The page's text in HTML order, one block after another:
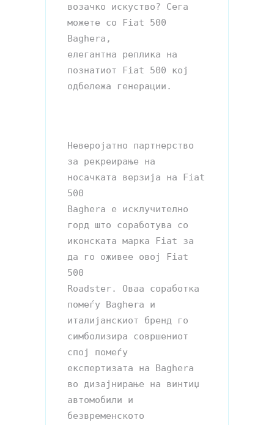
возачко искуство? Сега
можете со Fiat 500
Baghera,
елегантна реплика на
познатиот Fiat 500 кој
одбележа генерации.
Неверојатно партнерство
за рекреирање на
носачката верзија на Fiat
500
Baghera е исклучително
горд што соработува со
иконската марка Fiat за
да го оживее овој Fiat
500
Roadster. Оваа соработка
помеѓу Baghera и
италијанскиот бренд го
симболизира совршениот
спој помеѓу
експертизата на Baghera
во дизајнирање на винтиџ
автомобили и
безвременското